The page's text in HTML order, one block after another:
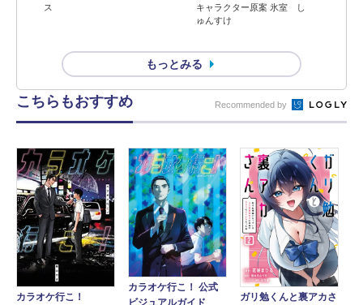
ス
キャラクター原案 氷室 し
ゅんすけ
もっとみる
こちらもおすすめ Recommended by
カラオケ行こ！
カラオケ行こ！ 公式
ビジュアルガイド
ガリ勉くんと裏アカさ